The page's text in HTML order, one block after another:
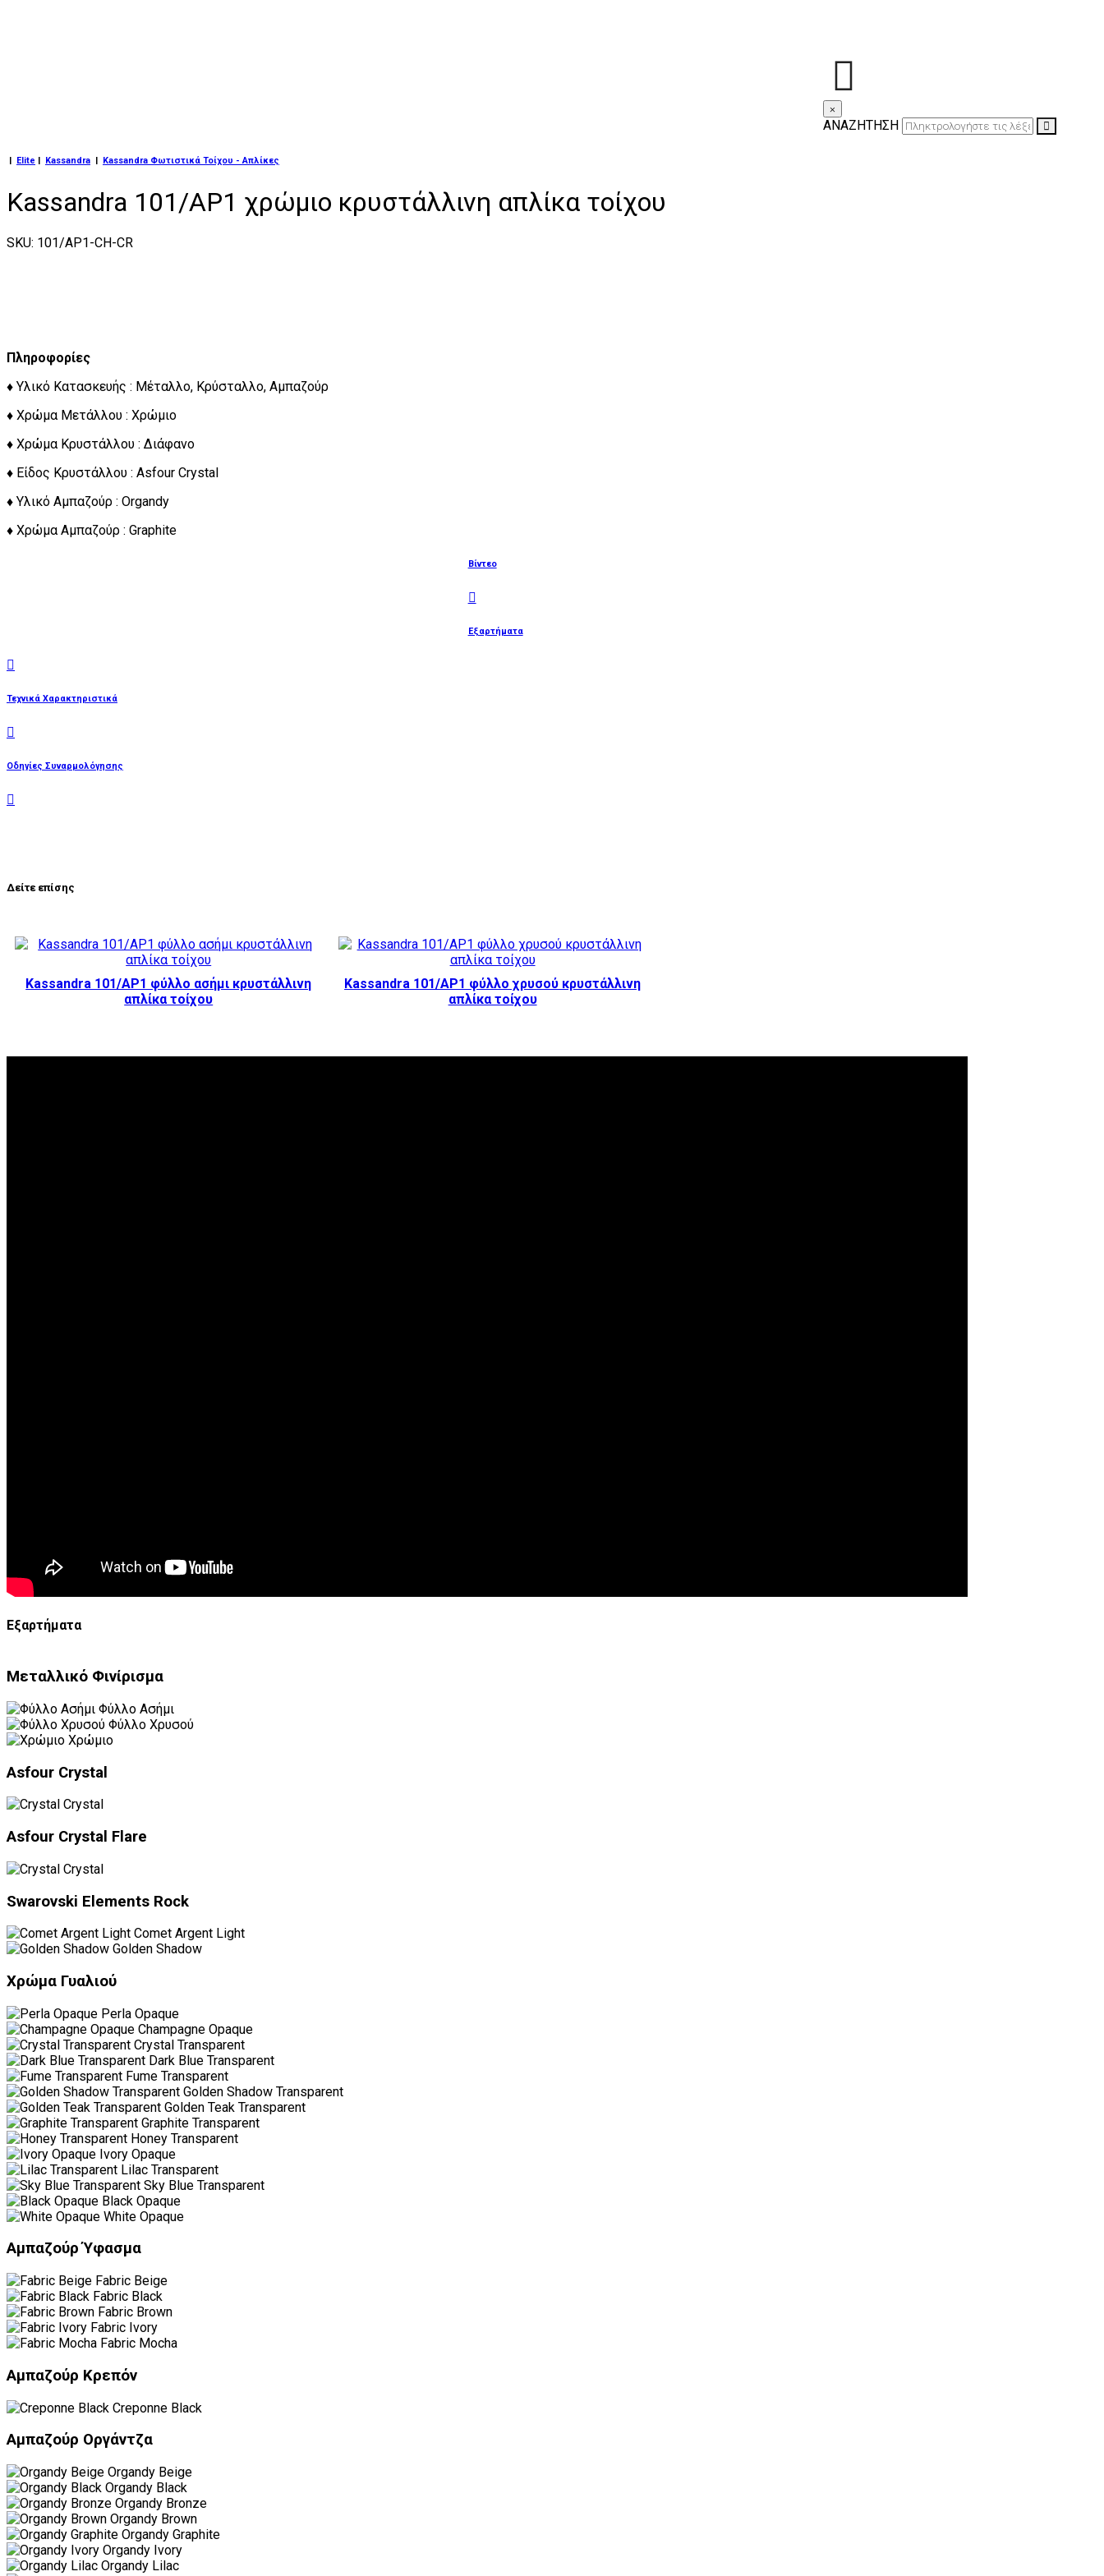
×
ΑΝΑΖΗΤΗΣΗ
| Elite | Kassandra | Kassandra Φωτιστικά Τοίχου - Απλίκες
Kassandra 101/AP1 χρώμιο κρυστάλλινη απλίκα τοίχου
SKU: 101/AP1-CH-CR
Πληροφορίες
♦ Υλικό Κατασκευής : Μέταλλο, Κρύσταλλο, Αμπαζούρ
♦ Χρώμα Μετάλλου : Χρώμιο
♦ Χρώμα Κρυστάλλου : Διάφανο
♦ Είδος Κρυστάλλου : Asfour Crystal
♦ Υλικό Αμπαζούρ : Organdy
♦ Χρώμα Αμπαζούρ : Graphite
Βίντεο
Εξαρτήματα
Τεχνικά Χαρακτηριστικά
Οδηγίες Συναρμολόγησης
Δείτε επίσης
Kassandra 101/AP1 φύλλο ασήμι κρυστάλλινη
απλίκα τοίχου
Kassandra 101/AP1 φύλλο χρυσού κρυστάλλινη
απλίκα τοίχου
Εξαρτήματα
Μεταλλικό Φινίρισμα
Φύλλο Ασήμι
Φύλλο Χρυσού
Χρώμιο
Asfour Crystal
Crystal
Asfour Crystal Flare
Crystal
Swarovski Elements Rock
Comet Argent Light
Golden Shadow
Χρώμα Γυαλιού
Perla Opaque
Champagne Opaque
Crystal Transparent
Dark Blue Transparent
Fume Transparent
Golden Shadow Transparent
Golden Teak Transparent
Graphite Transparent
Honey Transparent
Ivory Opaque
Lilac Transparent
Sky Blue Transparent
Black Opaque
White Opaque
Αμπαζούρ Ύφασμα
Fabric Beige
Fabric Black
Fabric Brown
Fabric Ivory
Fabric Mocha
Αμπαζούρ Κρεπόν
Creponne Black
Αμπαζούρ Οργάντζα
Organdy Beige
Organdy Black
Organdy Bronze
Organdy Brown
Organdy Graphite
Organdy Ivory
Organdy Lilac